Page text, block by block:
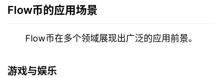
Flow币的应用场景
Flow币在多个领域展现出广泛的应用前景。
游戏与娱乐